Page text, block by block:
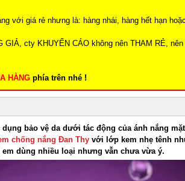
với giá rẻ nhưng là: hàng nhái, hàng hết hạn
GIẢ, cty KHUYẾN CÁO không nên THAM RẺ,
HÀNG phía trên nhé !
dụng bảo vệ da dưới tác động của ánh nắng
chống nắng Đan Thy với lớp kem nhẹ tênh
dùng nhiều loại nhưng vẫn chưa vừa ý.